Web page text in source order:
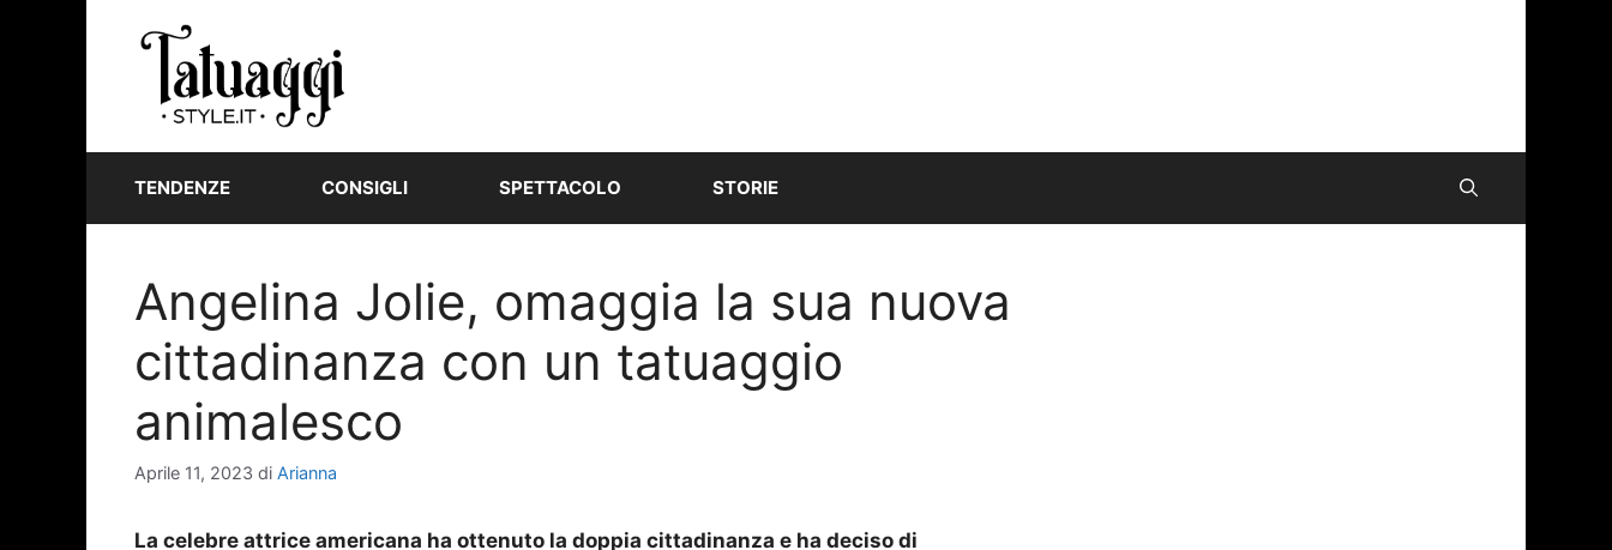
TENDENZE CONSIGLI SPETTACOLO STORIE
Angelina Jolie, omaggia la sua nuova
cittadinanza con un tatuaggio
animalesco
Aprile 11, 2023 di Arianna
La celebre attrice americana ha ottenuto la doppia cittadinanza e ha deciso di